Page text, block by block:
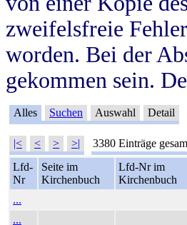
zweifelsfreie
worden. Bei der
gekommen sein.
Alles Suchen Auswahl Detail
|< < > >| 3380 Einträge
Lfd-
Nr
Seite im
Kirchenbuch
Lfd-Nr im
Kirchenbuch
...
...